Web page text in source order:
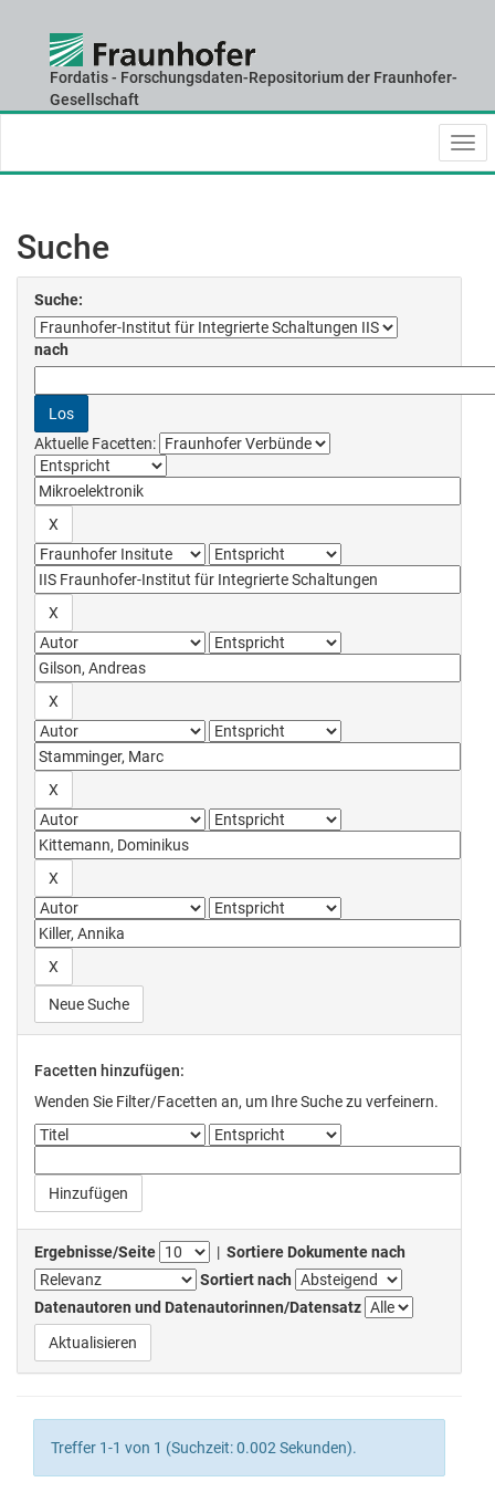
navigation
Fordatis - Forschungsdaten-Repositorium der Fraunhofer-
Gesellschaft
Suche
Suche:
nach
Aktuelle Facetten:
Neue Suche
Facetten hinzufügen:
Wenden Sie Filter/Facetten an, um Ihre Suche zu verfeinern.
Ergebnisse/Seite | Sortiere Dokumente nach
Sortiert nach
Datenautoren und Datenautorinnen/Datensatz
Treffer 1-1 von 1 (Suchzeit: 0.002 Sekunden).